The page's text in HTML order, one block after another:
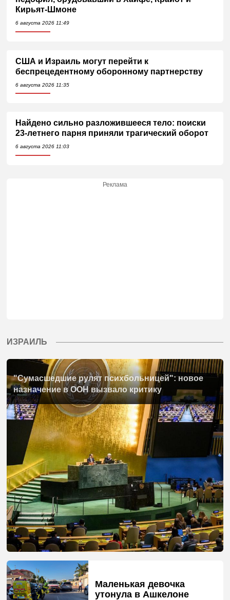
Кирьят-Шмоне
6 августа 2026 11:49
США и Израиль могут перейти к
беспрецедентному оборонному партнерству
6 августа 2026 11:35
Найдено сильно разложившееся тело: поиски
23-летнего парня приняли трагический оборот
6 августа 2026 11:03
Реклама
ИЗРАИЛЬ
"Сумасшедшие рулят психбольницей": новое
назначение в ООН вызвало критику
Маленькая девочка
утонула в Ашкелоне